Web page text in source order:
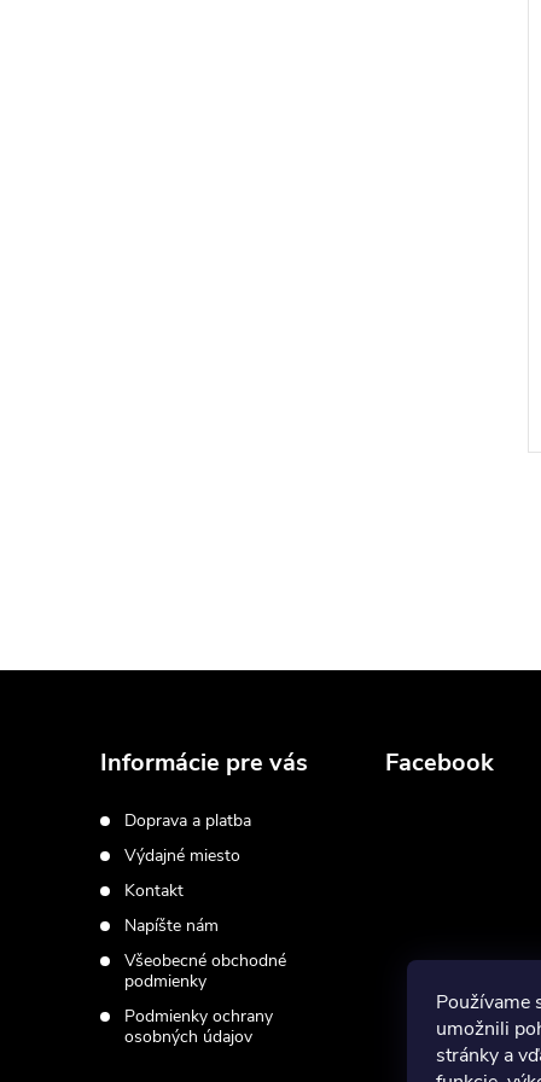
Používame
umožnili
stránky a
Informácie pre vás
Doprava a platba
Výdajné miesto
Kontakt
Napíšte nám
Všeobecné obchodné
podmienky
Podmienky ochrany
osobných údajov
Facebook